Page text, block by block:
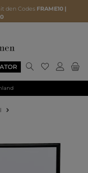
den Codes FRAME10 |